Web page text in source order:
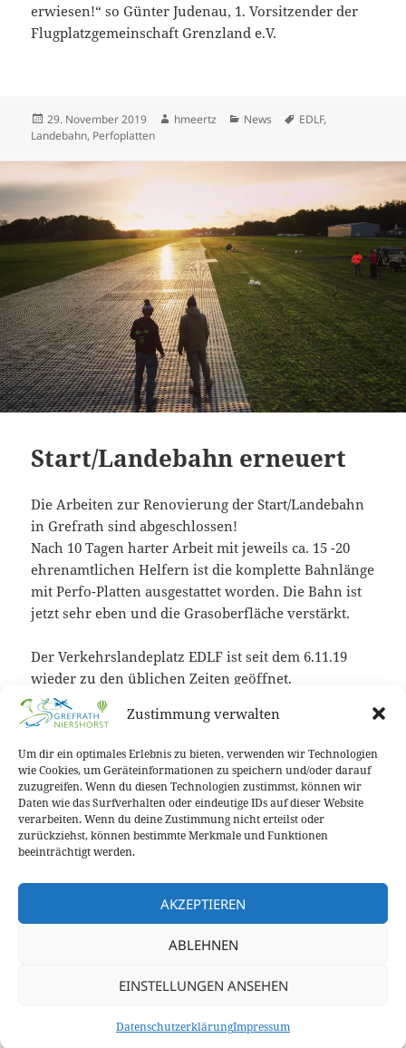
Zustimmung verwalten
Um dir ein optimales Erlebnis zu bieten, verwenden wir Technologien
wie Cookies, um Geräteinformationen zu speichern und/oder darauf
zuzugreifen. Wenn du diesen Technologien zustimmst, können wir
Daten wie das Surfverhalten oder eindeutige IDs auf dieser Website
verarbeiten. Wenn du deine Zustimmung nicht erteilst oder
zurückziehst, können bestimmte Merkmale und Funktionen
beeinträchtigt werden.
AKZEPTIEREN
ABLEHNEN
EINSTELLUNGEN ANSEHEN
DatenschutzerklärungImpressum
erwiesen!“ so Günter Judenau, 1. Vorsitzender der
Flugplatzgemeinschaft Grenzland e.V.
Veröffentlicht
am
29. November 2019 Autor
hmeertz Kategorien
News Schlagwörter
EDLF,
Landebahn, Perfoplatten
Start/Landebahn erneuert
Die Arbeiten zur Renovierung der Start/Landebahn
in Grefrath sind abgeschlossen!
Nach 10 Tagen harter Arbeit mit jeweils ca. 15 -20
ehrenamtlichen Helfern ist die komplette Bahnlänge
mit Perfo-Platten ausgestattet worden. Die Bahn ist
jetzt sehr eben und die Grasoberfläche verstärkt.
Der Verkehrslandeplatz EDLF ist seit dem 6.11.19
wieder zu den üblichen Zeiten geöffnet.
Durch den verringerten Rollwiderstand
früher ab. Rollen soll ‚wie auf einem Golfplatz‘ sein.
Das Feedback der ersten Piloten ist sehr erfreulich.
Wir Flieger am Grefrather Niershorst freuen uns,
daß die überarbeitete Bahn einen Beitrag zu
Sicherheit und Umweltschutz leistet.
Wer mehr dazu wissen will:http://perfoplatten.de
Datenschutzerklärung Stolz präsentiert von WordPress